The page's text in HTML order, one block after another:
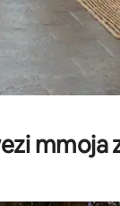
mmoja